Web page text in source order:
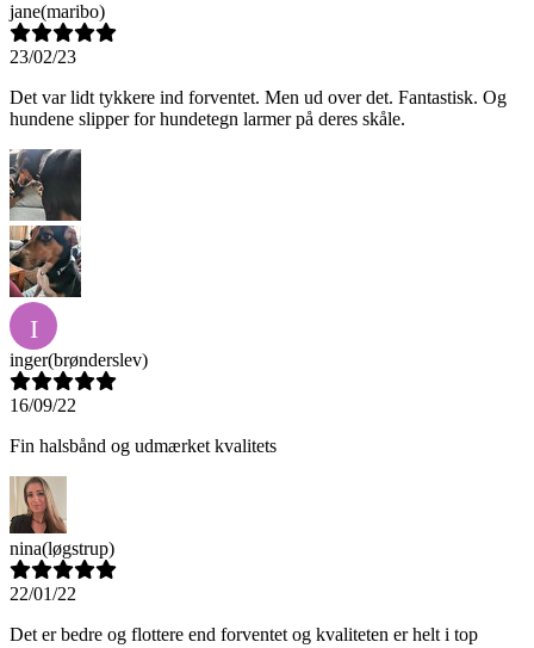
jane(maribo)
23/02/23
Det var lidt tykkere ind forventet. Men ud over det. Fantastisk. Og
hundene slipper for hundetegn larmer på deres skåle.
I
inger(brønderslev)
16/09/22
Fin halsbånd og udmærket kvalitets
nina(løgstrup)
22/01/22
Det er bedre og flottere end forventet og kvaliteten er helt i top